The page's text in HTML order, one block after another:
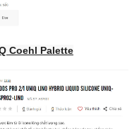
Coehl Palette